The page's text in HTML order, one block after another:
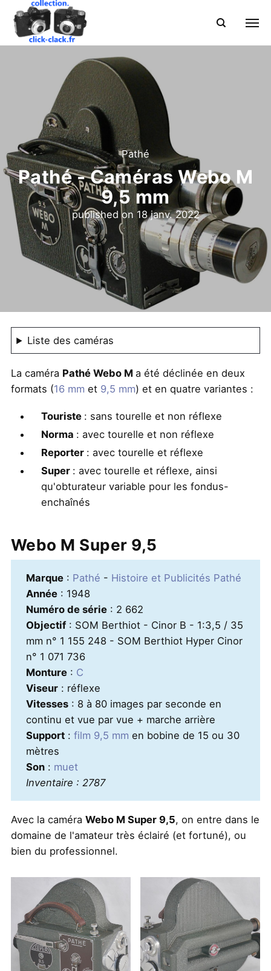
Pathé
Pathé - Caméras Webo M
9,5 mm
published on 18 janv. 2022
Liste des caméras
La caméra Pathé Webo M a été déclinée en deux
formats (16 mm et 9,5 mm) et en quatre variantes :
Touriste : sans tourelle et non réflexe
Norma : avec tourelle et non réflexe
Reporter : avec tourelle et réflexe
Super : avec tourelle et réflexe, ainsi
qu'obturateur variable pour les fondus-
enchaînés
Webo M Super 9,5
Marque: Pathé - Histoire et Publicités Pathé
Année: 1948
Numéro de série: 2 662
Objectif: SOM Berthiot - Cinor B - 1:3,5 / 35
mm n° 1 155 248 - SOM Berthiot Hyper Cinor
n° 1 071 736
Monture: C
Viseur: réflexe
Vitesses: 8 à 80 images par seconde en
continu et vue par vue + marche arrière
Support: film 9,5 mm en bobine de 15 ou 30
mètres
Son: muet
Inventaire : 2787
Avec la caméra Webo M Super 9,5, on entre dans le
domaine de l'amateur très éclairé (et fortuné), ou
bien du professionnel.